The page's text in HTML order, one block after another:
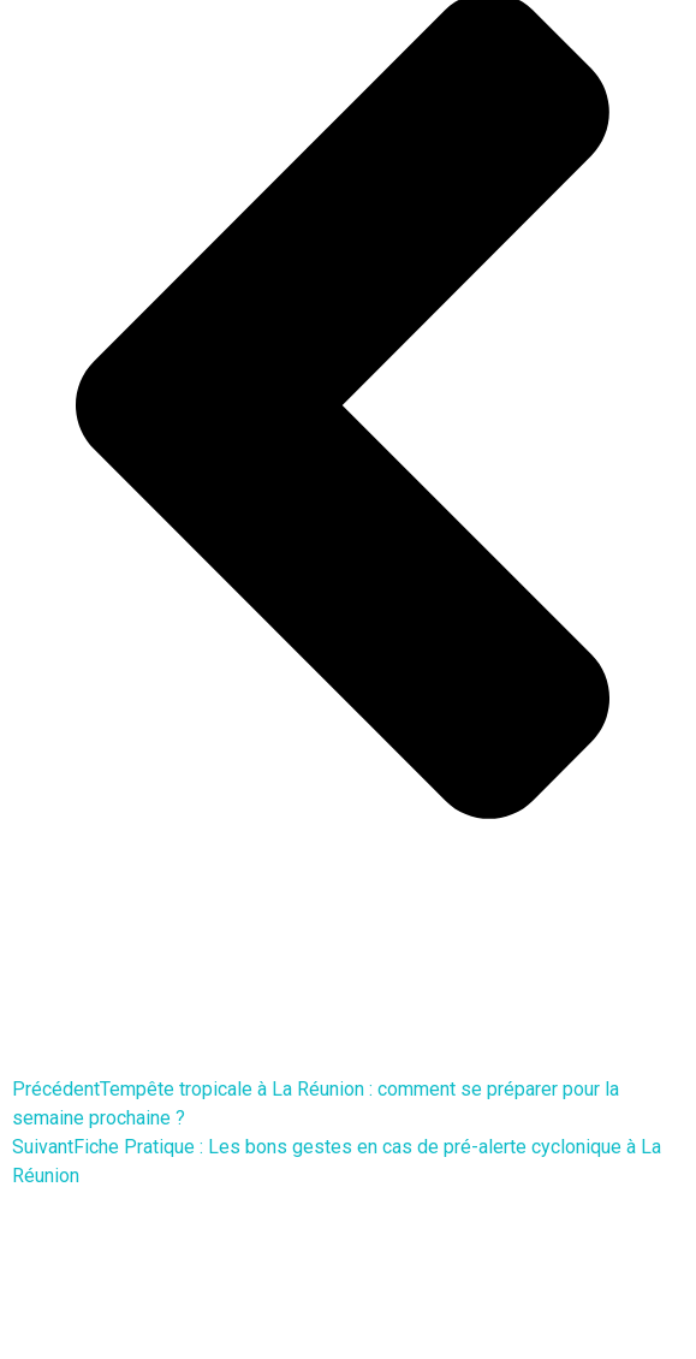
PrécédentTempête tropicale à La Réunion : comment se préparer pour la
semaine prochaine ?
SuivantFiche Pratique : Les bons gestes en cas de pré-alerte cyclonique à La
Réunion